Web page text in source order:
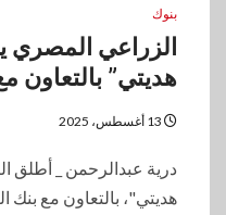
بنوك
الزراعي المصري
هديتي” بالتعاون
درية عبدالرحمن _ أطلق
هديتي"، بالتعاون مع